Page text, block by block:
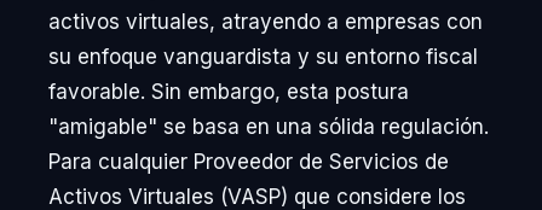
activos virtuales, atrayendo a empresas con
su enfoque vanguardista y su entorno fiscal
favorable. Sin embargo, esta postura
"amigable" se basa en una sólida regulación.
Para cualquier Proveedor de Servicios de
Activos Virtuales (VASP) que considere los